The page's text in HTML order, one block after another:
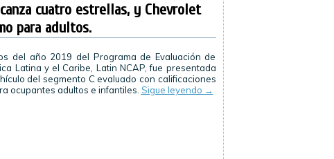
cuatro estrellas, y Chevrolet
para adultos.
del año 2019 del Programa de Evaluación de
Latina y el Caribe, Latin NCAP, fue presentada
del segmento C evaluado con calificaciones
ocupantes adultos e infantiles. Sigue leyendo →